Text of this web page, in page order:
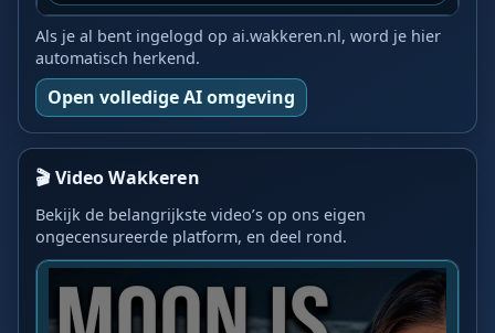
Als je al bent ingelogd op ai.wakkeren.nl, word je hier
automatisch herkend.
Open volledige AI omgeving
🎬 Video Wakkeren
Bekijk de belangrijkste video’s op ons eigen
ongecensureerde platform, en deel rond.